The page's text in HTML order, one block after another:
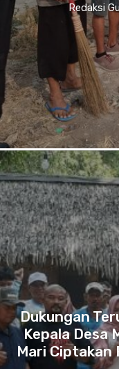
Redaksi
Dukungan
Kepala Desa
Mari Ciptakan